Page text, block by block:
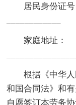
居民身份证号
家庭地址：
根据《中华人
和国合同法》和
自愿签订本劳务